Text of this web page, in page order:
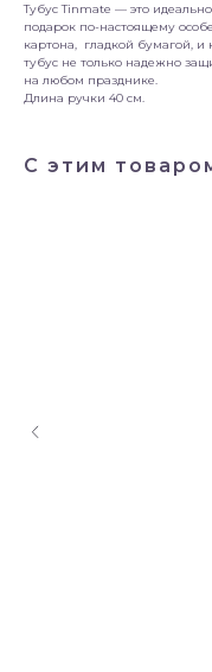
Тубус Tinmate — это
подарок по-настоящему
картона, гладкой бумагой,
тубус не только надежно
на любом празднике.
Длина ручки 40 см.
С этим